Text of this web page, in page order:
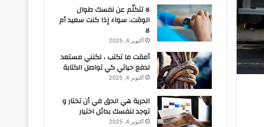
لا تتكلّم عن نفسك طوال
الوقت، سواء إذا كنت سعيد أم
لا
أكتوبر 4, 2025
أمقت ما تكتب ، لكنني مستعد
لدفع حياتي كي تواصل الكتابة
أكتوبر 4, 2025
الحرية هي الحق في أن تختار و
توجد لنفسك بدائل اختيار
أكتوبر 4, 2025